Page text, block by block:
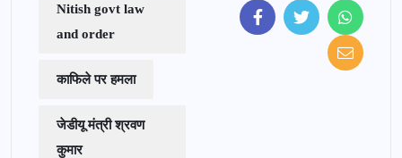
Nitish govt law
and order
काफिले पर हमला
जेडीयू मंत्री श्रवण
कुमार